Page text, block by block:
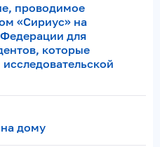
проводимое
«Сириус» на
для
которые
дому